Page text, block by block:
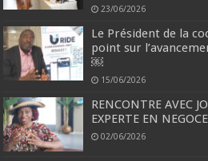
23/06/2026
Le Président de la
point sur
￼
15/06/2026
RENCONTRE AVEC
EXPERTE EN
02/06/2026